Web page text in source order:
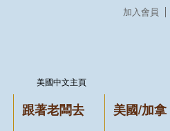
美國中文主頁
加入會員
跟著老闆去
美國/加拿